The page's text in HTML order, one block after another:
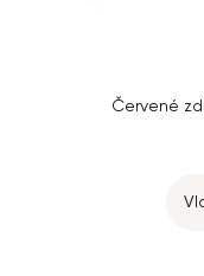
Červené